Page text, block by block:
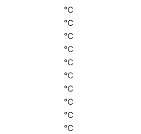
°C
°C
°C
°C
°C
°C
°C
°C
°C
°C